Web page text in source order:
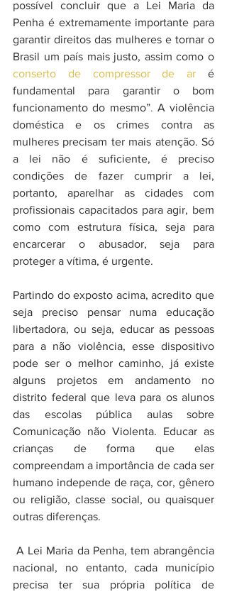
possível concluir que a Lei Maria da
Penha é extremamente importante para
garantir direitos das mulheres e tornar o
conserto de compressor de ar é
fundamental para garantir o bom
funcionamento do mesmo”. A violência
doméstica e os crimes contra as
mulheres precisam ter mais atenção. Só
a lei não é suficiente, é preciso
condições de fazer cumprir a lei,
portanto, aparelhar as cidades com
profissionais capacitados para agir, bem
como com estrutura física, seja para
encarcerar o abusador, seja para
proteger a vítima, é urgente.
Partindo do exposto acima, acredito que
seja preciso pensar numa educação
libertadora, ou seja, educar as pessoas
para a não violência, esse dispositivo
pode ser o melhor caminho, já existe
alguns projetos em andamento no
distrito federal que leva para os alunos
das escolas pública aulas sobre
Comunicação não Violenta. Educar as
crianças de forma que elas
compreendam a importância de cada ser
humano independe de raça, cor, gênero
ou religião, classe social, ou quaisquer
outras diferenças.
A Lei Maria da Penha, tem abrangência
nacional, no entanto, cada município
precisa ter sua própria política de